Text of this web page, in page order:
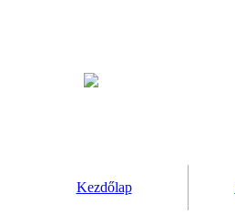
Kezdőlap